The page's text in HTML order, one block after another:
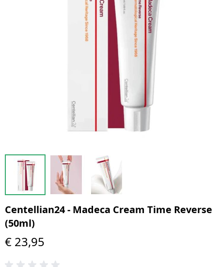
Centellian24 - Madeca Cream Time Reverse
(50ml)
€ 23,95